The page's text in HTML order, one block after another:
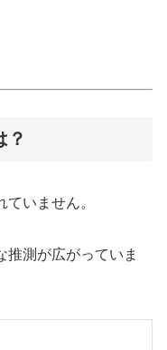
？
いません。
推測が広がっていま